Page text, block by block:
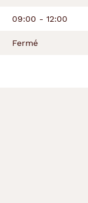
09:00 - 12:00
Fermé